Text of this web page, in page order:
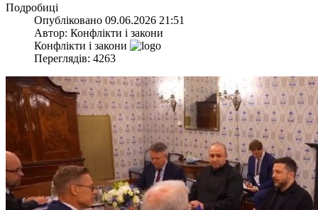
Подробиці
Опубліковано 09.06.2026 21:51
Автор: Конфлікти і закони
Конфлікти і закони
Переглядів: 4263